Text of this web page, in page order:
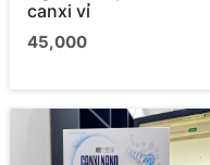
canxi vỉ
45,000